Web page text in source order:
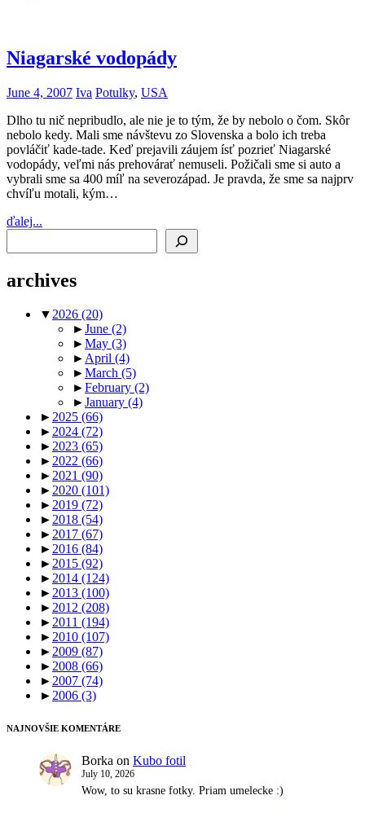
Niagarské vodopády
June 4, 2007 Iva Potulky, USA
Dlho tu nič nepribudlo, ale nie je to tým, že by nebolo o čom. Skôr
nebolo kedy. Mali sme návštevu zo Slovenska a bolo ich treba
povláčiť kade-tade. Keď prejavili záujem ísť pozrieť Niagarské
vodopády, veľmi nás prehovárať nemuseli. Požičali sme si auto a
vybrali sme sa 400 míľ na severozápad. Je pravda, že sme sa najprv
chvíľu motali, kým…
ďalej...
archives
▼2026 (20)
►June (2)
►May (3)
►April (4)
►March (5)
►February (2)
►January (4)
►2025 (66)
►2024 (72)
►2023 (65)
►2022 (66)
►2021 (90)
►2020 (101)
►2019 (72)
►2018 (54)
►2017 (67)
►2016 (84)
►2015 (92)
►2014 (124)
►2013 (100)
►2012 (208)
►2011 (194)
►2010 (107)
►2009 (87)
►2008 (66)
►2007 (74)
►2006 (3)
NAJNOVŠIE KOMENTÁRE
Borka on Kubo fotil
July 10, 2026
Wow, to su krasne fotky. Priam umelecke :)